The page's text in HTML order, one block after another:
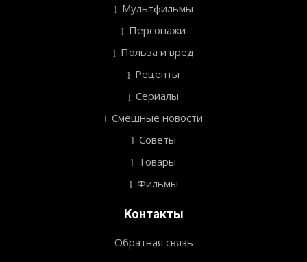
Мультфильмы
Персонажи
Польза и вред
Рецепты
Сериалы
Смешные новости
Советы
Товары
Фильмы
Контакты
Обратная связь